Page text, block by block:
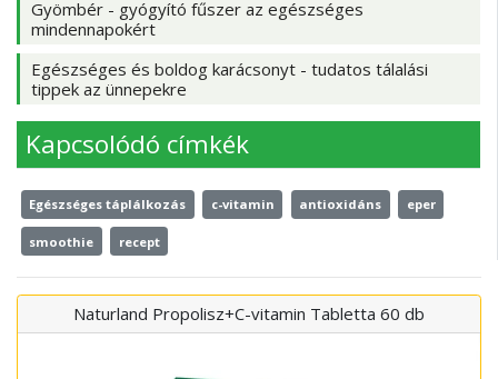
Gyömbér - gyógyító fűszer az egészséges
mindennapokért
Egészséges és boldog karácsonyt - tudatos tálalási
tippek az ünnepekre
Kapcsolódó címkék
Egészséges táplálkozás c-vitamin antioxidáns eper
smoothie recept
Naturland Propolisz+C-vitamin Tabletta 60 db